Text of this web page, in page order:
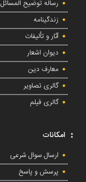
رساله توضیح المسائل
زندگینامه
آثار و تألیفات
دیوان اشعار
معارف دین
گالری تصاویر
گالری فیلم
امکانات
ارسال سوال شرعی
پرسش و پاسخ